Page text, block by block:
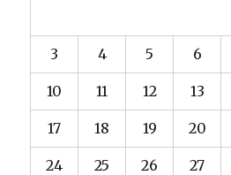
3 4 5 6
10 11 12 13
17 18 19 20
24 25 26 27